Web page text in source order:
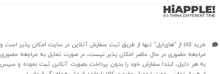
خرید کالا از “های‌اپل” تنها از طریق ثبت سفارش آنلاین در سایت امکان پذیر است و
مراجعه حضوری در حال حاضر امکان پذیر نیست، در صورت تمایل به مراجعه حضوری
به هر دلیل، ابتدا سفارش خود را بدون پرداخت بصورت آنلاین ثبت نموده و سپس